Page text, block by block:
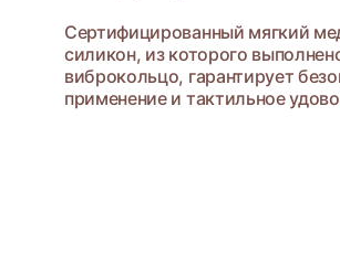
Сертифицированный мягкий
силикон, из которого
виброкольцо, гарантирует
применение и тактильное